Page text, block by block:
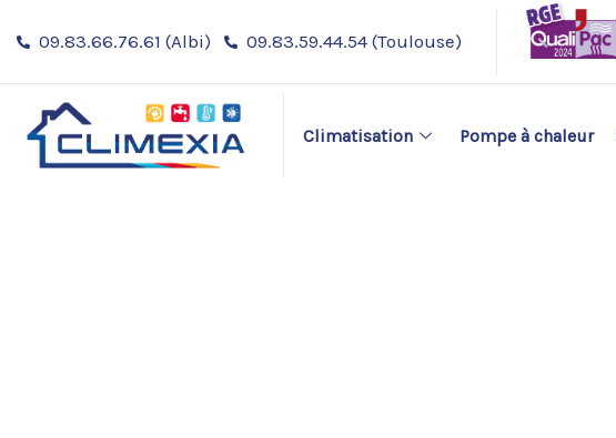
au
09.83.66.76.61 (Albi) 09.83.59.44.54 (Toulouse)
Climatisation Pompe à chaleur